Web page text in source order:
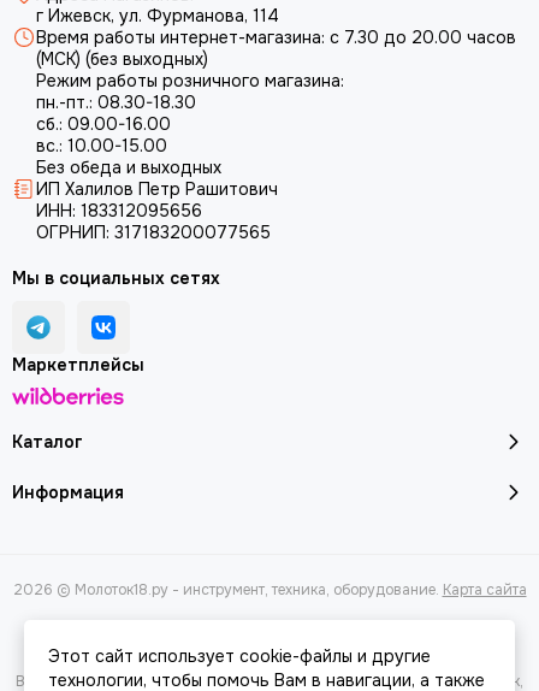
г Ижевск, ул. Фурманова, 114
Время работы интернет-магазина: с 7.30 до 20.00 часов
(МСК) (без выходных)
Режим работы розничного магазина:
пн.-пт.: 08.30-18.30
сб.: 09.00-16.00
вс.: 10.00-15.00
Без обеда и выходных
ИП Халилов Петр Рашитович
ИНН: 183312095656
ОГРНИП: 317183200077565
Каталог
Информация
Мы в социальных сетях
Маркетплейсы
2026 © Молоток18.ру - инструмент, техника, оборудование. Карта сайта
Вся представленная на сайте информация, касающаяся характеристик,
Этот сайт использует cookie-файлы и другие
технологии, чтобы помочь Вам в навигации, а также